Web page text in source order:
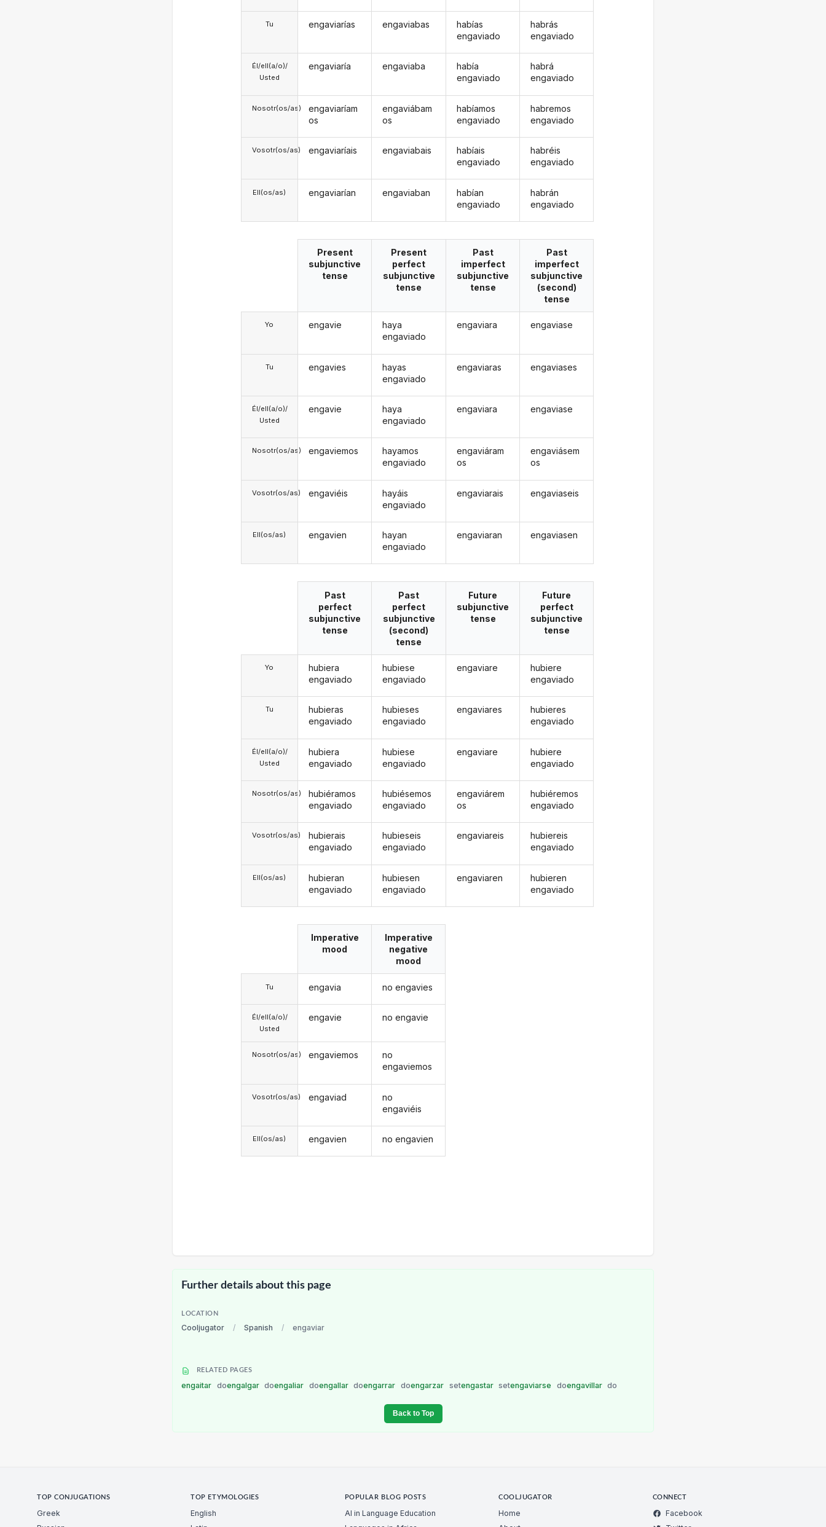
Tu
Él/ell(a/o)/
Usted
Nosotr(os/as)
Vosotr(os/as)
Ell(os/as)
engaviarías
engaviaría
engaviaríam
os
engaviaríais
engaviarían
engaviabas
engaviaba
engaviábam
os
engaviabais
engaviaban
habías
engaviado
había
engaviado
habíamos
engaviado
habíais
engaviado
habían
engaviado
habrás
engaviado
habrá
engaviado
habremos
engaviado
habréis
engaviado
habrán
engaviado
Yo
Tu
Él/ell(a/o)/
Usted
Nosotr(os/as)
Vosotr(os/as)
Ell(os/as)
Present
subjunctive
tense
engavie
engavies
engavie
engaviemos
engaviéis
engavien
Present
perfect
subjunctive
tense
haya
engaviado
hayas
engaviado
haya
engaviado
hayamos
engaviado
hayáis
engaviado
hayan
engaviado
Past
imperfect
subjunctive
tense
engaviara
engaviaras
engaviara
engaviáram
os
engaviarais
engaviaran
Past
imperfect
subjunctive
(second)
tense
engaviase
engaviases
engaviase
engaviásem
os
engaviaseis
engaviasen
Yo
Tu
Él/ell(a/o)/
Usted
Nosotr(os/as)
Vosotr(os/as)
Ell(os/as)
Past
perfect
subjunctive
tense
hubiera
engaviado
hubieras
engaviado
hubiera
engaviado
hubiéramos
engaviado
hubierais
engaviado
hubieran
engaviado
Past
perfect
subjunctive
(second)
tense
hubiese
engaviado
hubieses
engaviado
hubiese
engaviado
hubiésemos
engaviado
hubieseis
engaviado
hubiesen
engaviado
Future
subjunctive
tense
engaviare
engaviares
engaviare
engaviárem
os
engaviareis
engaviaren
Future
perfect
subjunctive
tense
hubiere
engaviado
hubieres
engaviado
hubiere
engaviado
hubiéremos
engaviado
hubiereis
engaviado
hubieren
engaviado
Tu
Él/ell(a/o)/
Usted
Nosotr(os/as)
Vosotr(os/as)
Ell(os/as)
Imperative
mood
engavia
engavie
engaviemos
engaviad
engavien
Imperative
negative
mood
no engavies
no engavie
no
engaviemos
no
engaviéis
no engavien
Further details about this page
LOCATION
Cooljugator / Spanish / engaviar
RELATED PAGES
engaitar doengalgar doengaliar doengallar doengarrar doengarzar setengastar setengaviarse doengavillar do
Back to Top
TOP CONJUGATIONS
Greek
TOP ETYMOLOGIES
English
POPULAR BLOG POSTS
AI in Language Education
COOLJUGATOR
Home
CONNECT
Facebook